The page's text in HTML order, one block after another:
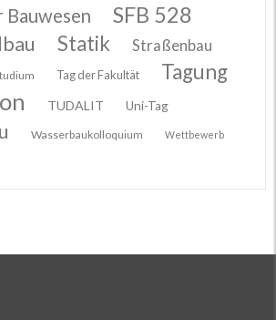
Bauwesen SFB 528
Statik Straßenbau
Tag der Fakultät Tagung
TUDALIT Uni-Tag
Wasserbaukolloquium Wettbewerb